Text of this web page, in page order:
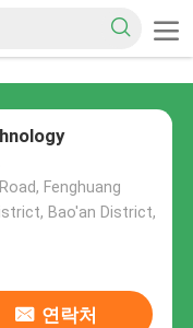
Fenghuang
Bao'an District,
연락처